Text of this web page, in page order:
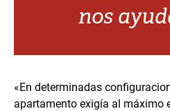
nos
«En determinadas
apartamento exigía al máximo